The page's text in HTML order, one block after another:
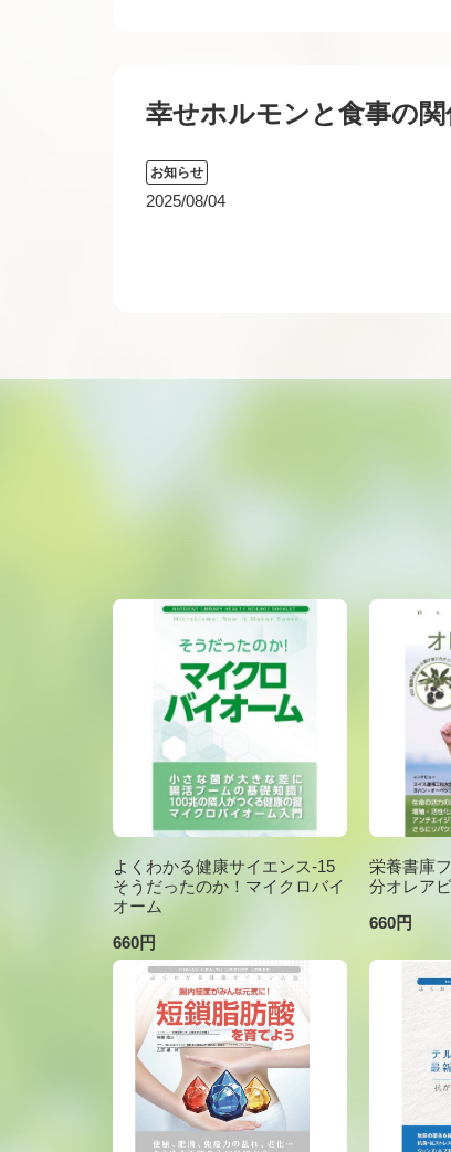
幸せホルモンと食事の関
お知らせ
2025/08/04
よくわかる健康サイエンス-15
そうだったのか！マイクロバイ
オーム
660円
栄養書庫
分オレア
660円